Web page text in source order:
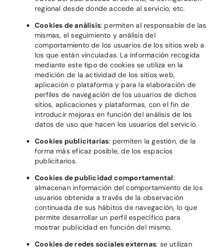
regional desde donde accede al servicio, etc.
Cookies de análisis: permiten al responsable de las
mismas, el seguimiento y análisis del
comportamiento de los usuarios de los sitios web a
los que están vinculadas. La información recogida
mediante este tipo de cookies se utiliza en la
medición de la actividad de los sitios web,
aplicación o plataforma y para la elaboración de
perfiles de navegación de los usuarios de dichos
sitios, aplicaciones y plataformas, con el fin de
introducir mejoras en función del análisis de los
datos de uso que hacen los usuarios del servicio.
Cookies publicitarias: permiten la gestión, de la
forma más eficaz posible, de los espacios
publicitarios.
Cookies de publicidad comportamental:
almacenan información del comportamiento de los
usuarios obtenida a través de la observación
continuada de sus hábitos de navegación, lo que
permite desarrollar un perfil específico para
mostrar publicidad en función del mismo.
Cookies de redes sociales externas: se utilizan